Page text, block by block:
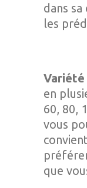
dans
les
en
60, 80,
vous
que